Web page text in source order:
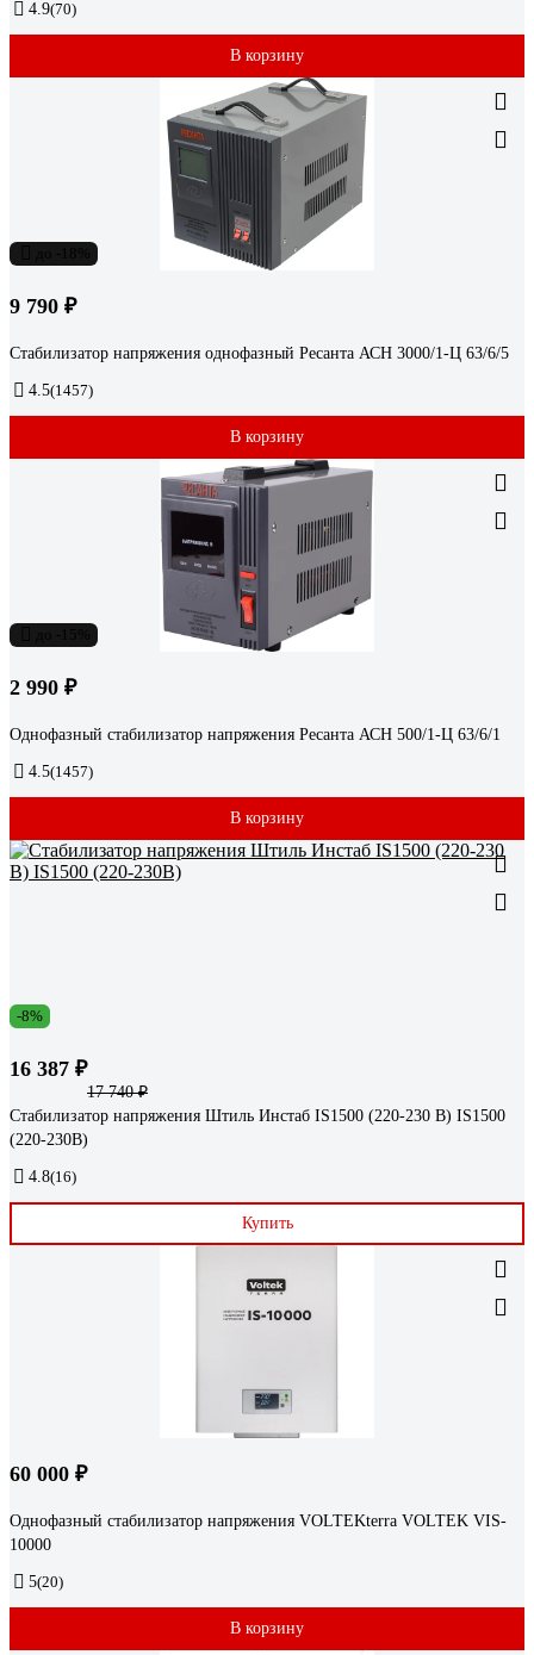
4.9(70)
В корзину
9 790 ₽
Стабилизатор напряжения однофазный Ресанта АСН 3000/1-Ц 63/6/5
4.5(1457)
В корзину
2 990 ₽
Однофазный стабилизатор напряжения Ресанта АСН 500/1-Ц 63/6/1
4.5(1457)
В корзину
-8%
16 387 ₽
17 740 ₽
Стабилизатор напряжения Штиль Инстаб IS1500 (220-230 В) IS1500
(220-230В)
4.8(16)
Купить
60 000 ₽
Однофазный стабилизатор напряжения VOLTEKterra VOLTEK VIS-
10000
5(20)
В корзину